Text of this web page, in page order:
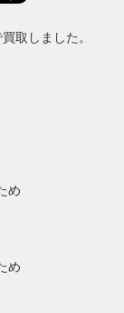
取しました。
め
め